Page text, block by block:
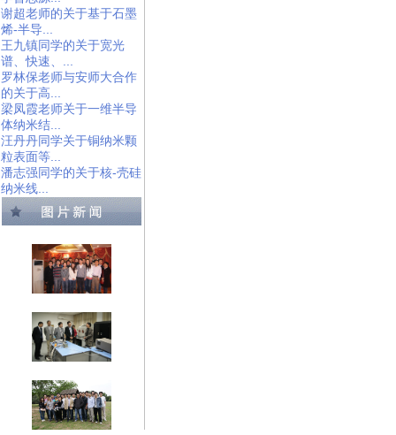
谢超老师的关于基于石墨
烯-半导...
王九镇同学的关于宽光
谱、快速、...
罗林保老师与安师大合作
的关于高...
梁凤霞老师关于一维半导
体纳米结...
汪丹丹同学关于铜纳米颗
粒表面等...
潘志强同学的关于核-壳硅
纳米线...